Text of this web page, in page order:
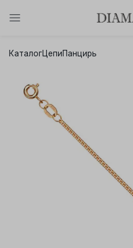
КаталогЦепиПанцирь